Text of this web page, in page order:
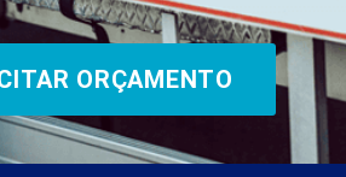
ORÇAMENTO